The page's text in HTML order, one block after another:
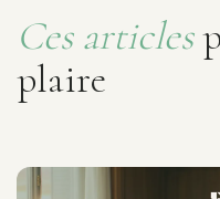
Ces articles
plaire